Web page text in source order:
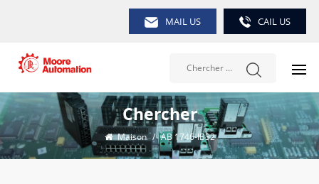
MAIL US CAIL US
Chercher
Maison / AB 1746-IB32